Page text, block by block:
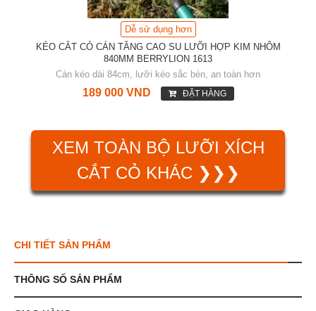
Dễ sử dụng hơn
KÉO CẮT CỎ CÁN TĂNG CAO SU LƯỠI HỢP KIM NHÔM
840MM BERRYLION 1613
Cán kéo dài 84cm, lưỡi kéo sắc bén, an toàn hơn
189 000 VND ĐẶT HÀNG
XEM TOÀN BỘ LƯỠI XÍCH
CẮT CỎ KHÁC ❯❯❯
CHI TIẾT SẢN PHẨM
THÔNG SỐ SẢN PHẨM